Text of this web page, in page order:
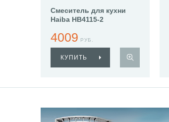
Смеситель для кухни
Haiba HB4115-2
4009 РУБ.
КУПИТЬ